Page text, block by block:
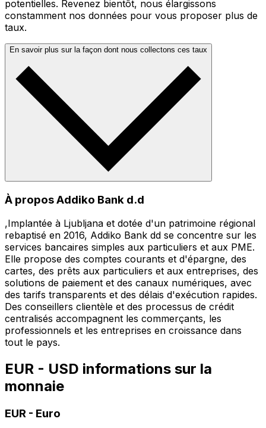
potentielles. Revenez bientôt, nous élargissons
constamment nos données pour vous proposer plus de
taux.
En savoir plus sur la façon dont nous collectons ces taux
À propos Addiko Bank d.d
,Implantée à Ljubljana et dotée d'un patrimoine régional
rebaptisé en 2016, Addiko Bank dd se concentre sur les
services bancaires simples aux particuliers et aux PME.
Elle propose des comptes courants et d'épargne, des
cartes, des prêts aux particuliers et aux entreprises, des
solutions de paiement et des canaux numériques, avec
des tarifs transparents et des délais d'exécution rapides.
Des conseillers clientèle et des processus de crédit
centralisés accompagnent les commerçants, les
professionnels et les entreprises en croissance dans
tout le pays.
EUR - USD informations sur la
monnaie
EUR - Euro